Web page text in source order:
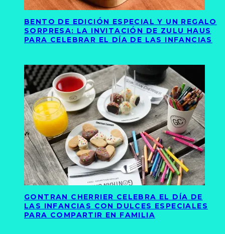
BENTO DE EDICIÓN ESPECIAL Y UN REGALO
SORPRESA: LA INVITACIÓN DE ZULU HAUS
PARA CELEBRAR EL DÍA DE LAS INFANCIAS
GONTRAN CHERRIER CELEBRA EL DÍA DE
LAS INFANCIAS CON DULCES ESPECIALES
PARA COMPARTIR EN FAMILIA